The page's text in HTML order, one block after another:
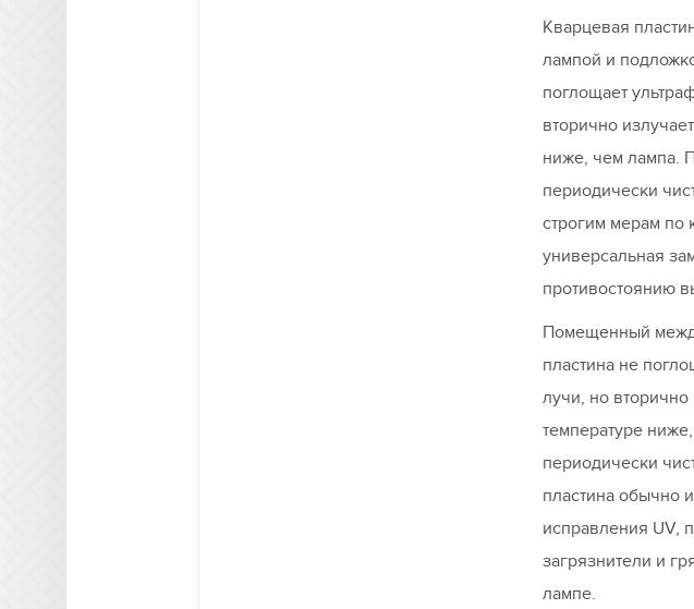
Кварцевая
лампой и
поглощает
вторично
ниже, чем лампа.
периодически
строгим мерам по
универсальная
противостоянию
Помещенный
пластина не
лучи, но вторично
температуре
периодически
пластина обычно
исправления UV,
загрязнители и
лампе.